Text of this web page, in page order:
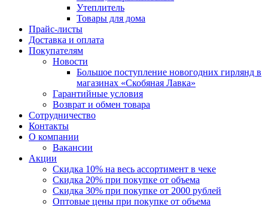
Утеплитель
Товары для дома
Прайс-листы
Доставка и оплата
Покупателям
Новости
Большое поступление новогодних гирлянд в
магазинах «Скобяная Лавка»
Гарантийные условия
Возврат и обмен товара
Сотрудничество
Контакты
О компании
Вакансии
Акции
Скидка 10% на весь ассортимент в чеке
Скидка 20% при покупке от объема
Скидка 30% при покупке от 2000 рублей
Оптовые цены при покупке от объема